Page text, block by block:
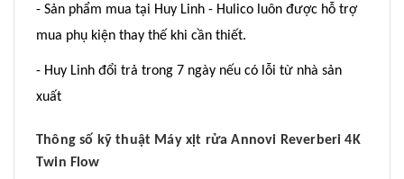
- Sản phẩm mua tại Huy Linh - Hulico luôn được hỗ trợ
mua phụ kiện thay thế khi cần thiết.
- Huy Linh đổi trả trong 7 ngày nếu có lỗi từ nhà sản
xuất
Thông số kỹ thuật Máy xịt rửa Annovi Reverberi 4K
Twin Flow